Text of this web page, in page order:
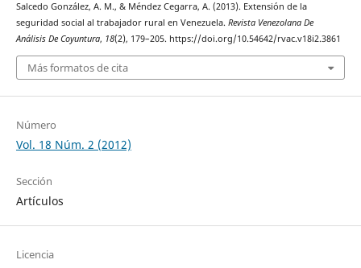
Salcedo González, A. M., & Méndez Cegarra, A. (2013). Extensión de la
seguridad social al trabajador rural en Venezuela. Revista Venezolana De
Análisis De Coyuntura, 18(2), 179–205. https://doi.org/10.54642/rvac.v18i2.3861
Más formatos de cita
Número
Vol. 18 Núm. 2 (2012)
Sección
Artículos
Licencia